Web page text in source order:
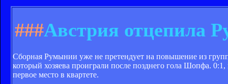
###Австрия отцепила
Сборная Румынии уже не претендует на повышение из
который хозяева проиграли после позднего гола Шопфа.
первое место в квартете.